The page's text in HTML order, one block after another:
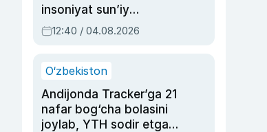
insoniyat sun’iy
intellektni boshqara
olmay qolishidan xavotir
12:40 / 04.08.2026
O‘zbekiston
Andijonda Tracker’ga 21
nafar bog‘cha bolasini
joylab, YTH sodir etgan